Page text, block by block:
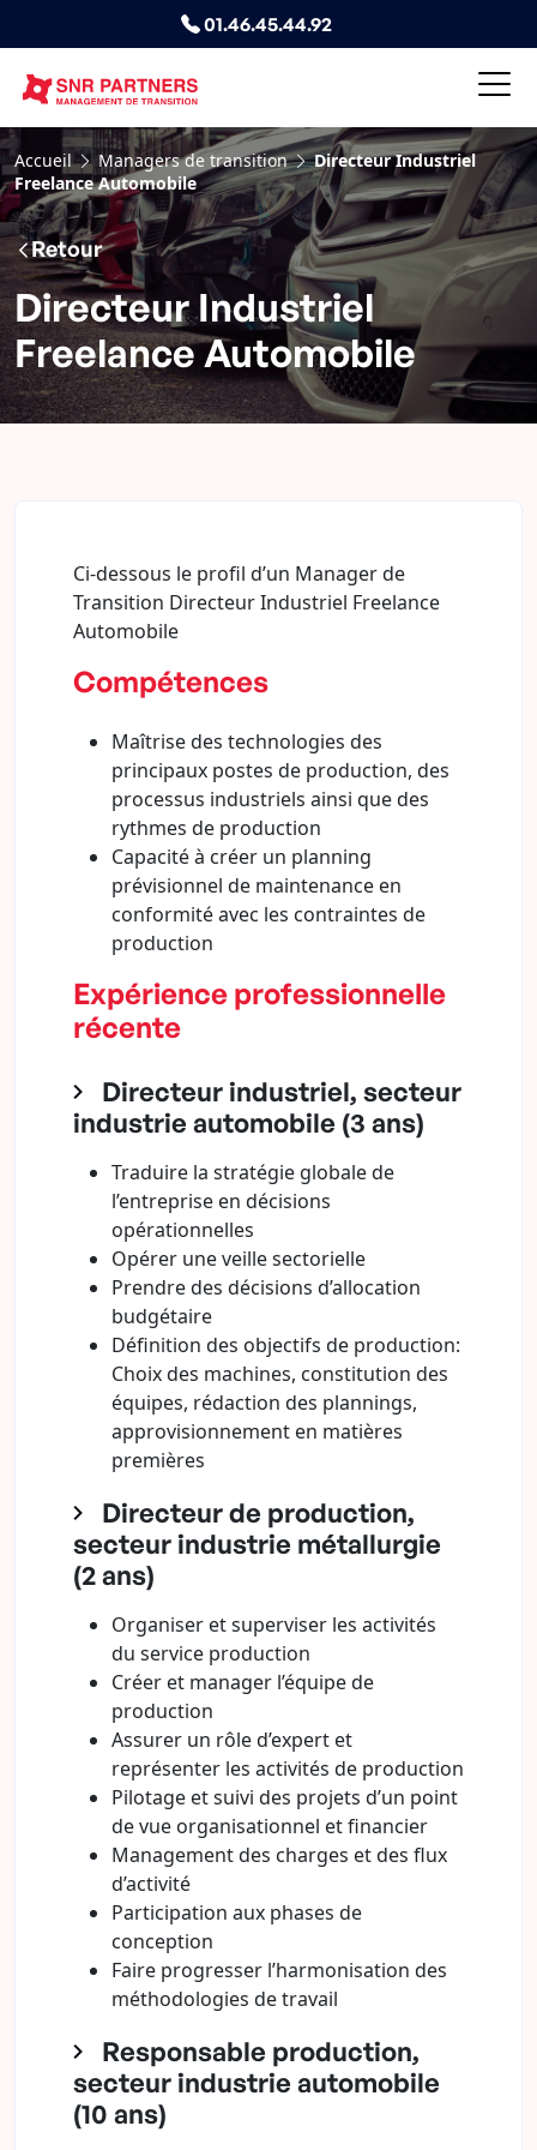
01.46.45.44.92
Accueil Managers de transition
Directeur Industriel
Freelance Automobile
Retour
Directeur Industriel
Freelance Automobile
Ci-dessous le profil d’un Manager de
Transition Directeur Industriel Freelance
Automobile
Compétences
Maîtrise des technologies des
principaux postes de production, des
processus industriels ainsi que des
rythmes de production
Capacité à créer un planning
prévisionnel de maintenance en
conformité avec les contraintes de
production
Expérience professionnelle
récente
Directeur industriel, secteur
industrie automobile (3 ans)
Traduire la stratégie globale de
l’entreprise en décisions
opérationnelles
Opérer une veille sectorielle
Prendre des décisions d’allocation
budgétaire
Définition des objectifs de production:
Choix des machines, constitution des
équipes, rédaction des plannings,
approvisionnement en matières
premières
Directeur de production,
secteur industrie métallurgie
(2 ans)
Organiser et superviser les activités
du service production
Créer et manager l’équipe de
production
Assurer un rôle d’expert et
représenter les activités de production
Pilotage et suivi des projets d’un point
de vue organisationnel et financier
Management des charges et des flux
d’activité
Participation aux phases de
conception
Faire progresser l’harmonisation des
méthodologies de travail
Responsable production,
secteur industrie automobile
(10 ans)